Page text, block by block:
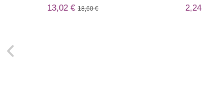
13,02 € 18,60 €